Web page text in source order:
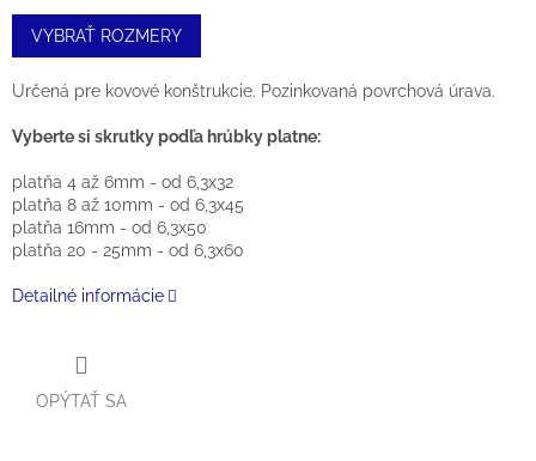
Jednotková
cena:
VYBRAŤ ROZMERY
Určená pre kovové konštrukcie. Pozinkovaná povrchová úrava.
Vyberte si skrutky podľa hrúbky platne:
platňa 4 až 6mm - od 6,3x32
platňa 8 až 10mm - od 6,3x45
platňa 16mm - od 6,3x50
platňa 20 - 25mm - od 6,3x60
Detailné informácie
OPÝTAŤ SA